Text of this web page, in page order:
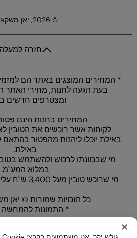
© 2026, יאן
חזרה למעלה
* המחירים המוצגים באתר הם
בעת הגעה לחנות, מחירי האתר
ומצטרפים חדשים
המחירים בחנות הינם
לקוחות אשר רוכשים את הטובין
באילת יוכלו ליהנות מהפטור
באילת.
מי שבכוונתו לרכוש ולהשתמש
במלוא המע"מ.
מי שרוכש טובין מעל 3,400 ש"ח עליו להציג תעודה מזהה.
כל הזכויות שמורות © יאן
* התמונות
✕